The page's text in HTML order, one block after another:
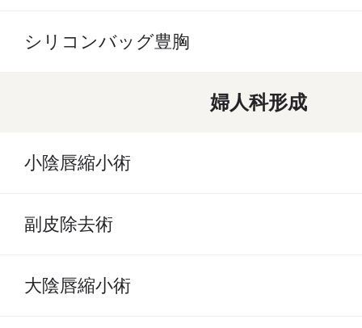
シリコンバッグ豊胸
婦人科形成
小陰唇縮小術
副皮除去術
大陰唇縮小術